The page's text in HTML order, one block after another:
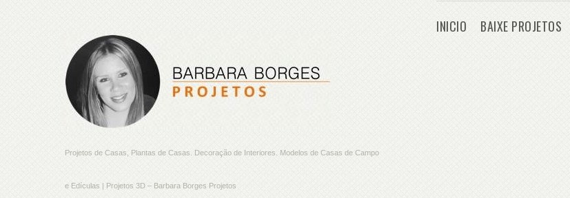
Projetos de Casas, Plantas de Casas. Decoração de Interiores. Modelos de Casas de Campo
e Edículas | Projetos 3D – Barbara Borges Projetos
INICIO BAIXE PROJETOS